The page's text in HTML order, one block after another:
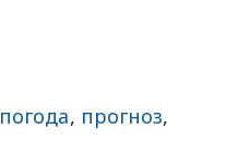
погода, прогноз,